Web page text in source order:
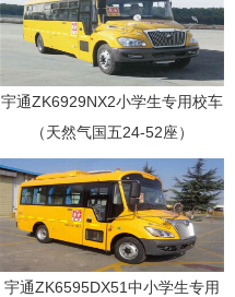
宇通ZK6929NX2小学生专用校车
（天然气国五24-52座）
宇通ZK6595DX51中小学生专用